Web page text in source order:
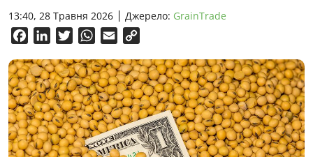
13:40, 28 Травня 2026 Джерело: GrainTrade
FacebookLinkedInTwitterWhatsApp
Email